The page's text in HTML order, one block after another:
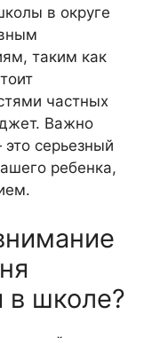
в округе
таким как
частных
Важно
серьезный
ребенка,
в школе?